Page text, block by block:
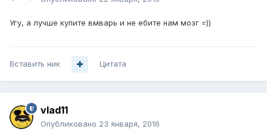
Угу, а лучше купите вмварь и не ебите нам мозг =))
Вставить ник Цитата
vlad11
Опубликовано 23 января, 2016